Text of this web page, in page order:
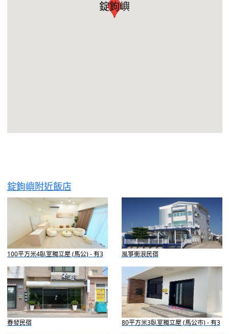
錠鉤嶼
錠鉤嶼附近飯店
100平方米4臥室獨立屋 (馬公) - 有3
間私人浴室
風箏衝浪民宿
春發民宿 80平方米3臥室獨立屋 (馬公市) - 有3
間私人浴室